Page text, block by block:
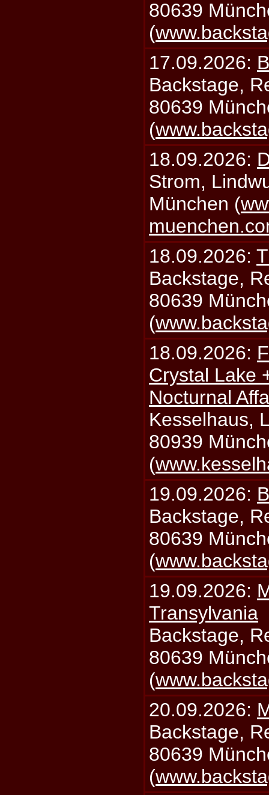
80639
(
17.09.2026:
Backstage,
80639
(
18.09.2026:
Strom,
München (
18.09.2026:
Backstage,
80639
(
18.09.2026:
Crystal Lake
Nocturnal
Kesselhaus,
80939
(
19.09.2026:
Backstage,
80639
(
19.09.2026:
Transylvania
Backstage,
80639
(
20.09.2026:
Backstage,
80639
(